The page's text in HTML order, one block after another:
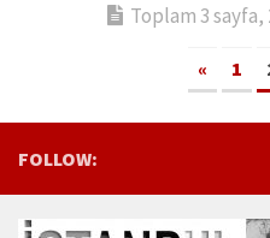
Toplam 3
« 1
FOLLOW: